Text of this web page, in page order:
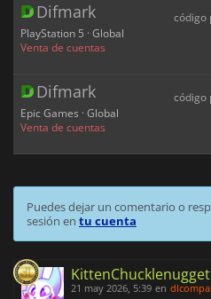
Difmark
PlayStation 5 · Global
Venta de cuentas
código
Difmark
Epic Games · Global
Venta de cuentas
código
Puedes dejar un comentario o
sesión en tu cuenta
KittenChucklenugget
21 may 2026, 5:39 en